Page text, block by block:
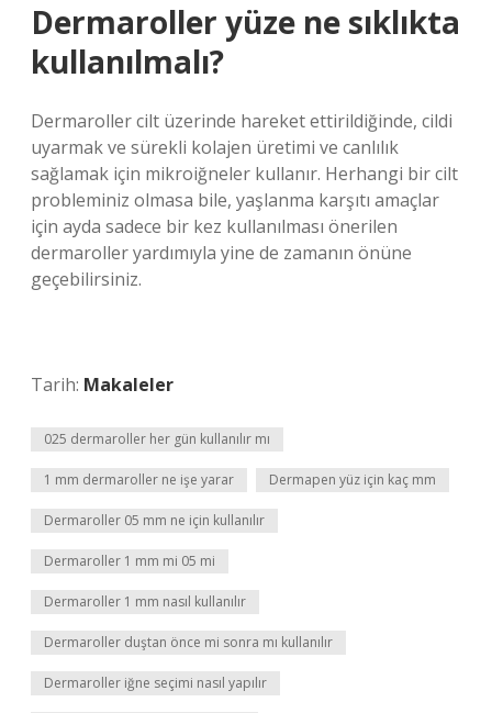
Dermaroller yüze ne sıklıkta
kullanılmalı?
Dermaroller cilt üzerinde hareket ettirildiğinde, cildi
uyarmak ve sürekli kolajen üretimi ve canlılık
sağlamak için mikroiğneler kullanır. Herhangi bir cilt
probleminiz olmasa bile, yaşlanma karşıtı amaçlar
için ayda sadece bir kez kullanılması önerilen
dermaroller yardımıyla yine de zamanın önüne
geçebilirsiniz.
Tarih: Makaleler
025 dermaroller her gün kullanılır mı
1 mm dermaroller ne işe yarar Dermapen yüz için kaç mm
Dermaroller 05 mm ne için kullanılır
Dermaroller 1 mm mi 05 mi
Dermaroller 1 mm nasıl kullanılır
Dermaroller duştan önce mi sonra mı kullanılır
Dermaroller iğne seçimi nasıl yapılır